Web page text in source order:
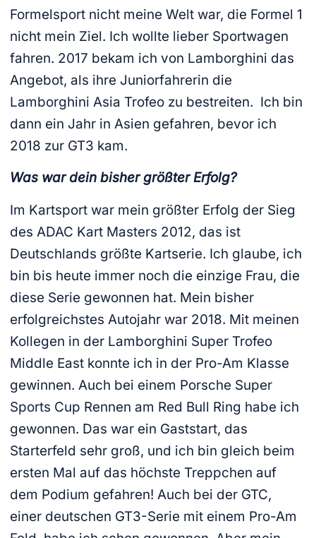
Formelsport nicht meine Welt war, die Formel 1
nicht mein Ziel. Ich wollte lieber Sportwagen
fahren. 2017 bekam ich von Lamborghini das
Angebot, als ihre Juniorfahrerin die
Lamborghini Asia Trofeo zu bestreiten. Ich bin
dann ein Jahr in Asien gefahren, bevor ich
2018 zur GT3 kam.
Was war dein bisher größter Erfolg?
Im Kartsport war mein größter Erfolg der Sieg
des ADAC Kart Masters 2012, das ist
Deutschlands größte Kartserie. Ich glaube, ich
bin bis heute immer noch die einzige Frau, die
diese Serie gewonnen hat. Mein bisher
erfolgreichstes Autojahr war 2018. Mit meinen
Kollegen in der Lamborghini Super Trofeo
Middle East konnte ich in der Pro-Am Klasse
gewinnen. Auch bei einem Porsche Super
Sports Cup Rennen am Red Bull Ring habe ich
gewonnen. Das war ein Gaststart, das
Starterfeld sehr groß, und ich bin gleich beim
ersten Mal auf das höchste Treppchen auf
dem Podium gefahren! Auch bei der GTC,
einer deutschen GT3-Serie mit einem Pro-Am